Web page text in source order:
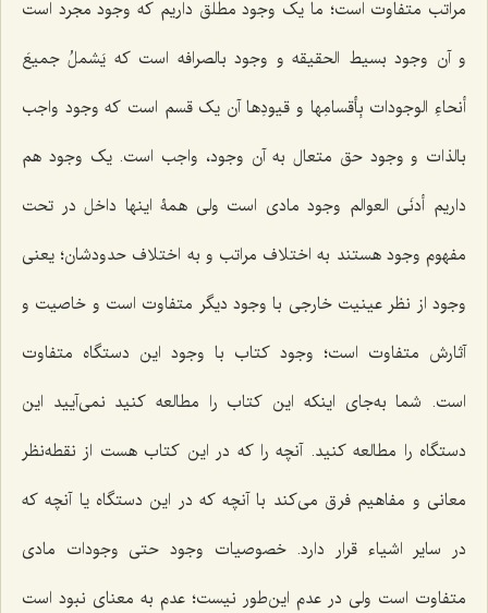
مراتب متفاوت است؛ ما یک وجود مطلق داریم که وجود مجرد است
و آن وجود بسیط الحقیقه و وجود بالصرافه است که یَشملُ جمیعَ
أنحاءِ الوجودات بِأقسامِها و قیودِهاآن یک قسم است که وجود واجب
بالذات و وجود حق متعال به آن وجود، واجب است. یک وجود هم
داریم أدنَی العوالم وجود مادی است ولی همۀ اینها داخل در تحت
مفهوم وجود هستند به اختلاف مراتب و به اختلاف حدودشان؛ یعنی
وجود از نظر عینیت خارجی با وجود دیگر متفاوت است و خاصیت و
آثارش متفاوت است؛ وجود کتاب با وجود این دستگاه متفاوت
است. شما به‌جای اینکه این کتاب را مطالعه کنید نمی‌آیید این
دستگاه را مطالعه کنید. آنچه را که در این کتاب هست از نقطه‌نظر
معانی و مفاهیم فرق می‌کند با آنچه که در این دستگاه یا آنچه که
در سایر اشیاء قرار دارد. خصوصیات وجود حتی وجودات مادی
متفاوت است ولی در عدم این‌طور نیست؛ عدم به معنای نبود است